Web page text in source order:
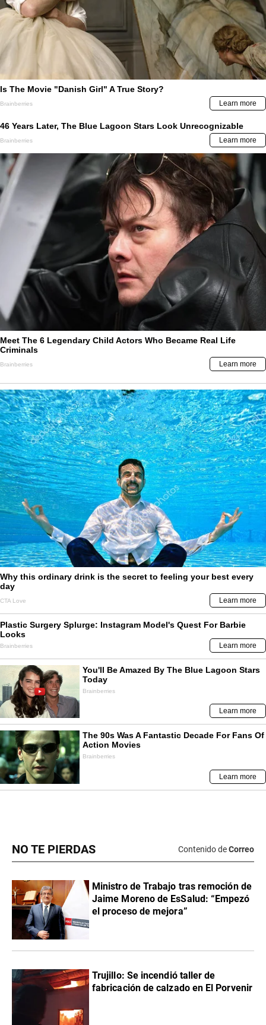
NO TE PIERDAS Contenido deCorreo
Ministro de Trabajo tras remoción de
Jaime Moreno de EsSalud: “Empezó
el proceso de mejora”
Trujillo: Se incendió taller de
fabricación de calzado en El Porvenir